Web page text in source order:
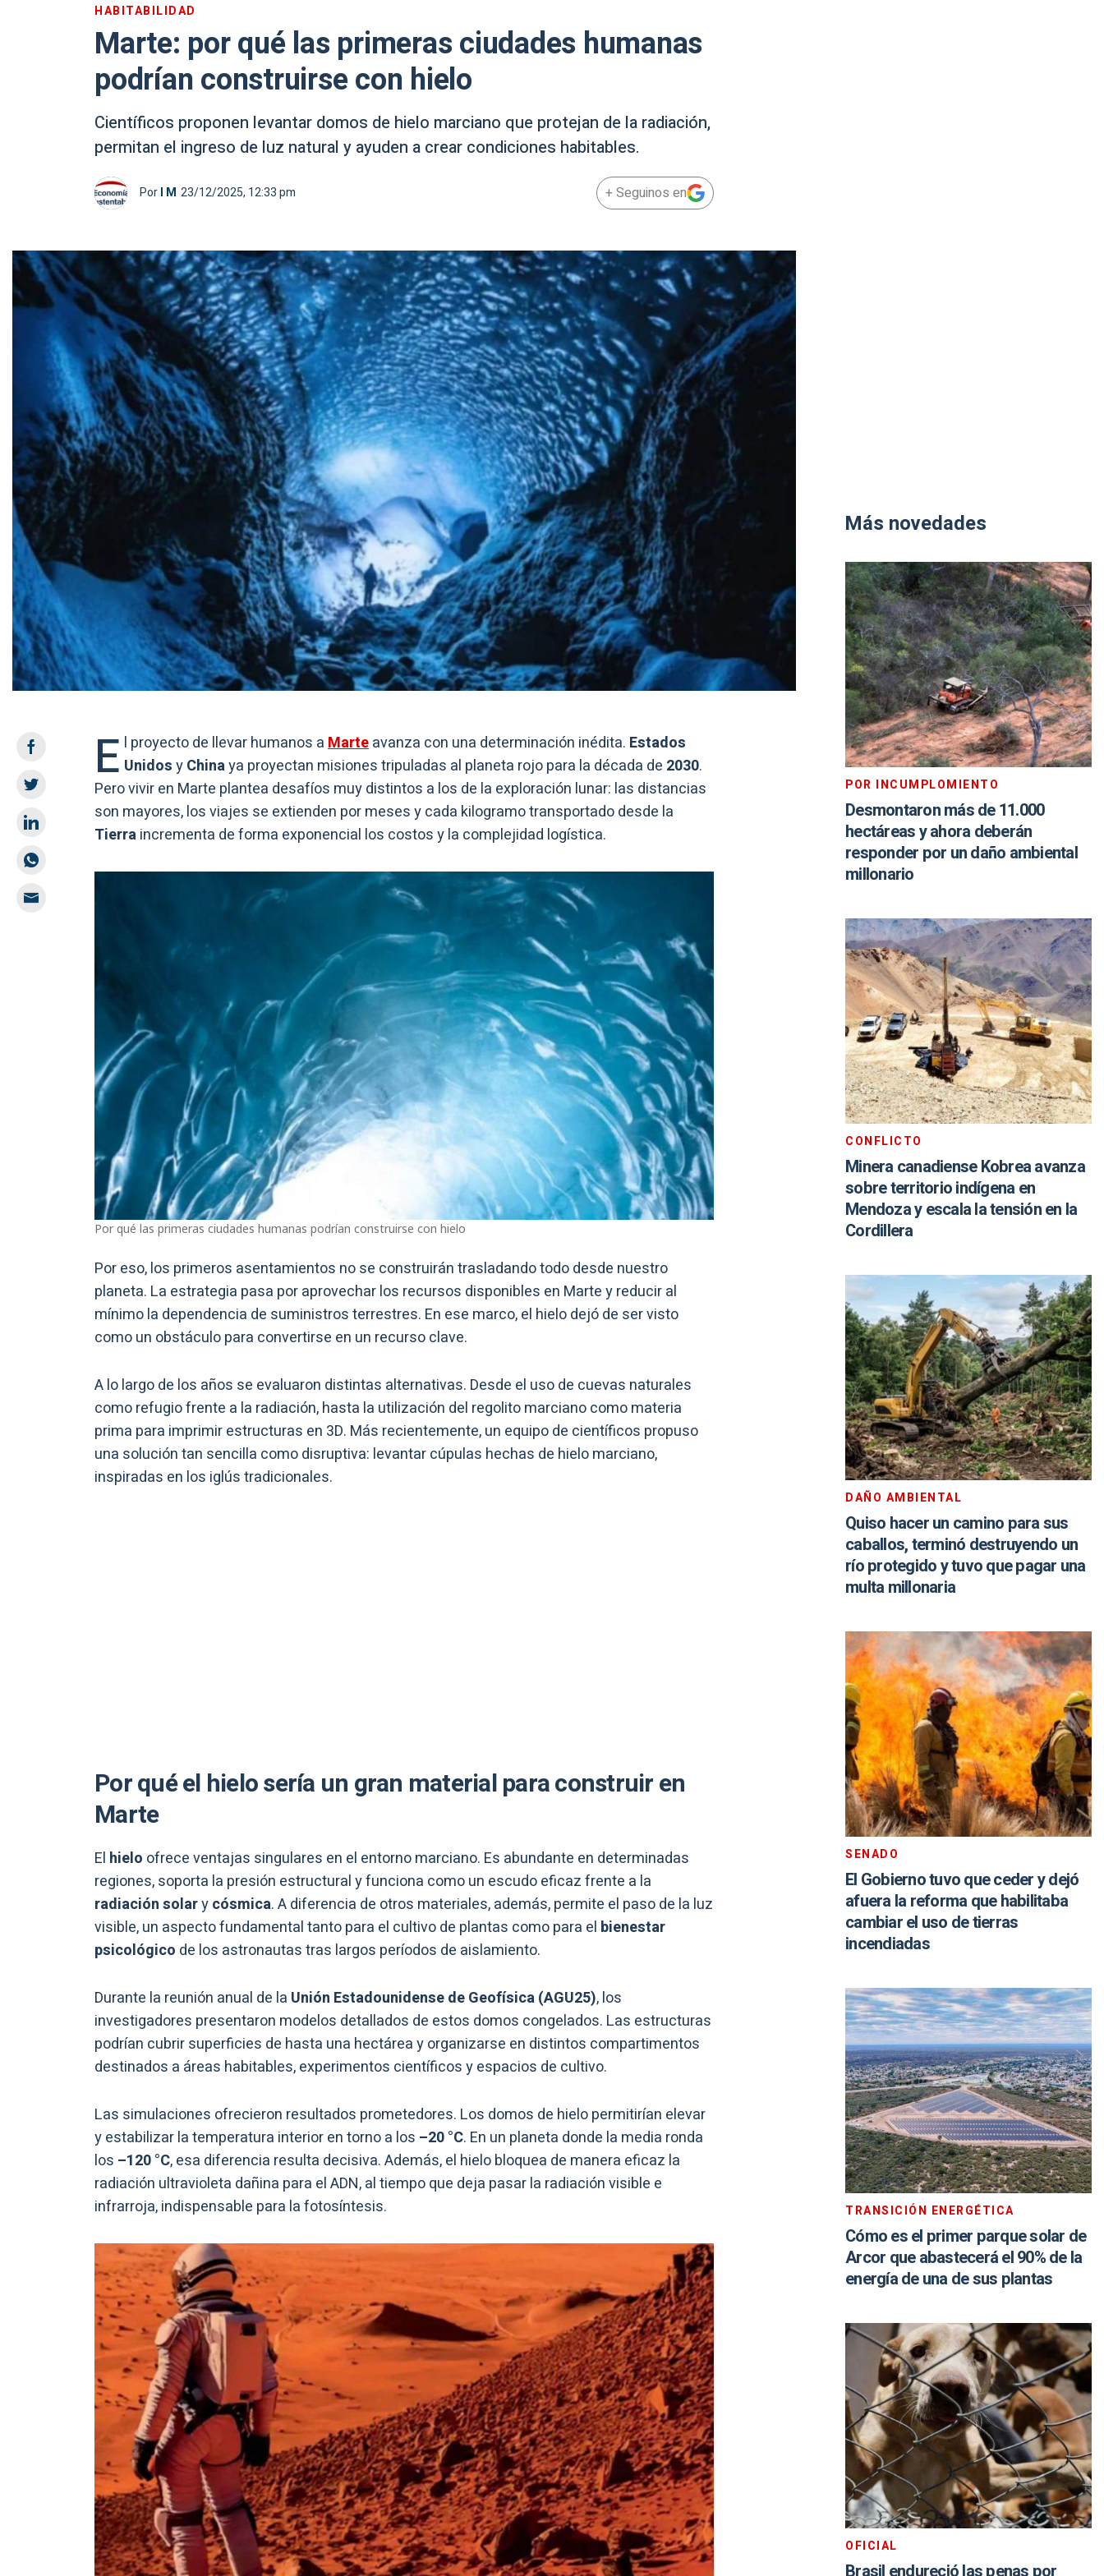
HABITABILIDAD
Marte: por qué las primeras ciudades humanas
podrían construirse con hielo
Científicos proponen levantar domos de hielo marciano que protejan de la radiación,
permitan el ingreso de luz natural y ayuden a crear condiciones habitables.
PorI M 23/12/2025, 12:33 pm + Seguinos en
E l proyecto de llevar humanos aMarteavanza con una determinación inédita. Estados
UnidosyChinaya proyectan misiones tripuladas al planeta rojo para la década de 2030.
Pero vivir en Marte plantea desafíos muy distintos a los de la exploración lunar: las distancias
son mayores, los viajes se extienden por meses y cada kilogramo transportado desde la
Tierraincrementa de forma exponencial los costos y la complejidad logística.
Por qué las primeras ciudades humanas podrían construirse con hielo
Por eso, los primeros asentamientos no se construirán trasladando todo desde nuestro
planeta. La estrategia pasa por aprovechar los recursos disponibles en Marte y reducir al
mínimo la dependencia de suministros terrestres. En ese marco, el hielo dejó de ser visto
como un obstáculo para convertirse en un recurso clave.
A lo largo de los años se evaluaron distintas alternativas. Desde el uso de cuevas naturales
como refugio frente a la radiación, hasta la utilización del regolito marciano como materia
prima para imprimir estructuras en 3D. Más recientemente, un equipo de científicos propuso
una solución tan sencilla como disruptiva: levantar cúpulas hechas de hielo marciano,
inspiradas en los iglús tradicionales.
Por qué el hielo sería un gran material para construir en
Marte
El hielo ofrece ventajas singulares en el entorno marciano. Es abundante en determinadas
regiones, soporta la presión estructural y funciona como un escudo eficaz frente a la
radiación solarycósmica. A diferencia de otros materiales, además, permite el paso de la luz
visible, un aspecto fundamental tanto para el cultivo de plantas como para el bienestar
psicológico de los astronautas tras largos períodos de aislamiento.
Durante la reunión anual de la Unión Estadounidense de Geofísica (AGU25), los
investigadores presentaron modelos detallados de estos domos congelados. Las estructuras
podrían cubrir superficies de hasta una hectárea y organizarse en distintos compartimentos
destinados a áreas habitables, experimentos científicos y espacios de cultivo.
Las simulaciones ofrecieron resultados prometedores. Los domos de hielo permitirían elevar
y estabilizar la temperatura interior en torno a los –20 °C. En un planeta donde la media ronda
los –120 °C, esa diferencia resulta decisiva. Además, el hielo bloquea de manera eficaz la
radiación ultravioleta dañina para el ADN, al tiempo que deja pasar la radiación visible e
infrarroja, indispensable para la fotosíntesis.
Más novedades
POR INCUMPLOMIENTO
Desmontaron más de 11.000
hectáreas y ahora deberán
responder por un daño ambiental
millonario
CONFLICTO
Minera canadiense Kobrea avanza
sobre territorio indígena en
Mendoza y escala la tensión en la
Cordillera
DAÑO AMBIENTAL
Quiso hacer un camino para sus
caballos, terminó destruyendo un
río protegido y tuvo que pagar una
multa millonaria
SENADO
El Gobierno tuvo que ceder y dejó
afuera la reforma que habilitaba
cambiar el uso de tierras
incendiadas
TRANSICIÓN ENERGÉTICA
Cómo es el primer parque solar de
Arcor que abastecerá el 90% de la
energía de una de sus plantas
OFICIAL